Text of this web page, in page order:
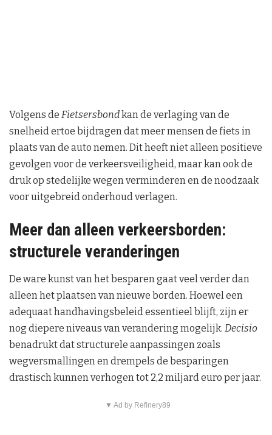
Volgens de Fietsersbondkan de verlaging van de
snelheid ertoe bijdragen dat meer mensen de fiets in
plaats van de auto nemen. Dit heeft niet alleen positieve
gevolgen voor de verkeersveiligheid, maar kan ook de
druk op stedelijke wegen verminderen en de noodzaak
voor uitgebreid onderhoud verlagen.
Meer dan alleen verkeersborden:
structurele veranderingen
De ware kunst van het besparen gaat veel verder dan
alleen het plaatsen van nieuwe borden. Hoewel een
adequaat handhavingsbeleid essentieel blijft, zijn er
nog diepere niveaus van verandering mogelijk. Decisio
benadrukt dat structurele aanpassingen zoals
wegversmallingen en drempels de besparingen
drastisch kunnen verhogen tot 2,2 miljard euro per jaar.
▼ Ad by Refinery89